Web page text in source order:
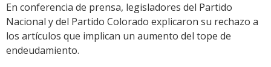
En conferencia de prensa, legisladores del Partido
Nacional y del Partido Colorado explicaron su rechazo a
los artículos que implican un aumento del tope de
endeudamiento.